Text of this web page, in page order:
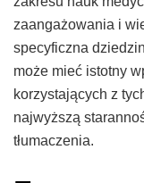
zaangażowania i
specyficzna
może mieć istotny
korzystających z
najwyższą
tłumaczenia.